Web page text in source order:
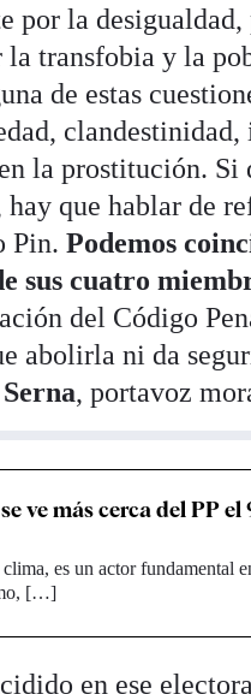
por la
transfobia y la
de estas
la prostitución. Si
hay que hablar de
Pin.Podemos
sus cuatro
del Código
abolirla ni da
, portavoz
ve más cerca del PP
es un actor fundamental
[…]
en ese